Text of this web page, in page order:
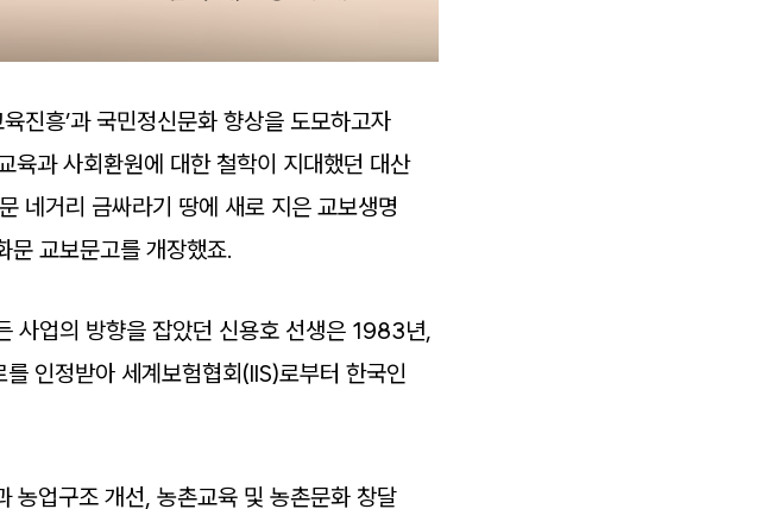
진흥’과 국민정신문화 향상을 도모하고자
육과 사회환원에 대한 철학이 지대했던 대산
네거리 금싸라기 땅에 새로 지은 교보생명
문 교보문고를 개장했죠.
사업의 방향을 잡았던 신용호 선생은 1983년,
인정받아 세계보험협회(IIS)로부터 한국인
농업구조 개선, 농촌교육 및 농촌문화 창달